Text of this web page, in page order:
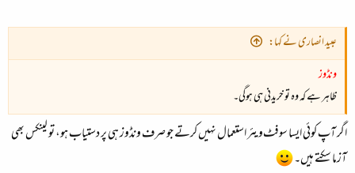
عبید انصاری نے کہا:
ونڈوز
ظاہر ہے کہ وہ تو خریدنی ہی ہوگی۔
اگر آپ کوئی ایسا سوفٹ‌ویئر استعمال نہیں کرتے جو صرف ونڈوز ہی پر دستیاب ہو، تو لینکس بھی
آزما سکتے ہیں۔